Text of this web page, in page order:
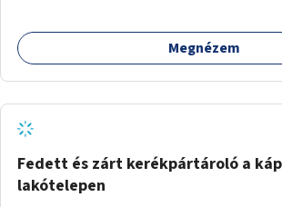
Megnézem
Fedett és zárt kerékpártároló a
lakótelepen